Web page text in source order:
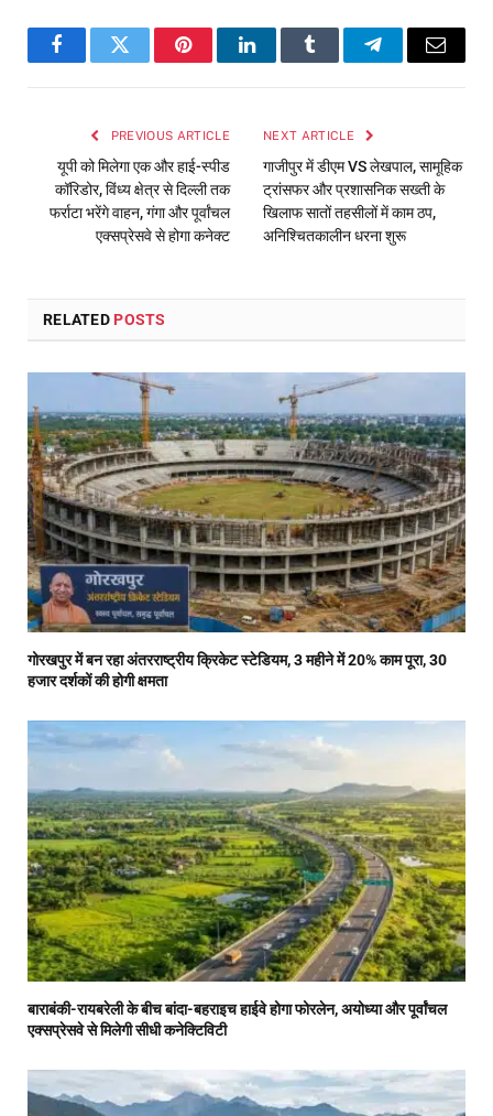
FacebookTwitter PinterestLinkedInTumblr TelegramEmail
PREVIOUS ARTICLE
यूपी को मिलेगा एक और हाई-स्पीड
कॉरिडोर, विंध्य क्षेत्र से दिल्ली तक
फर्राटा भरेंगे वाहन, गंगा और पूर्वांचल
एक्सप्रेसवे से होगा कनेक्ट
NEXT ARTICLE
गाजीपुर में डीएम VS लेखपाल, सामूहिक
ट्रांसफर और प्रशासनिक सख्ती के
खिलाफ सातों तहसीलों में काम ठप,
अनिश्चितकालीन धरना शुरू
RELATED POSTS
गोरखपुर में बन रहा अंतरराष्ट्रीय क्रिकेट स्टेडियम, 3 महीने में 20% काम पूरा, 30
हजार दर्शकों की होगी क्षमता
बाराबंकी-रायबरेली के बीच बांदा-बहराइच हाईवे होगा फोरलेन, अयोध्या और पूर्वांचल
एक्सप्रेसवे से मिलेगी सीधी कनेक्टिविटी